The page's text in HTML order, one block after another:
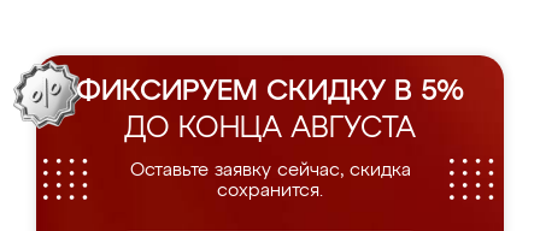
ФИКСИРУЕМ СКИДКУ В 5%
ДО КОНЦА АВГУСТА
Оставьте заявку сейчас, скидка
сохранится.